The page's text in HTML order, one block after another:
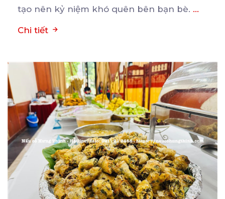
tạo nên kỷ niệm khó quên bên bạn bè. ...
Chi tiết